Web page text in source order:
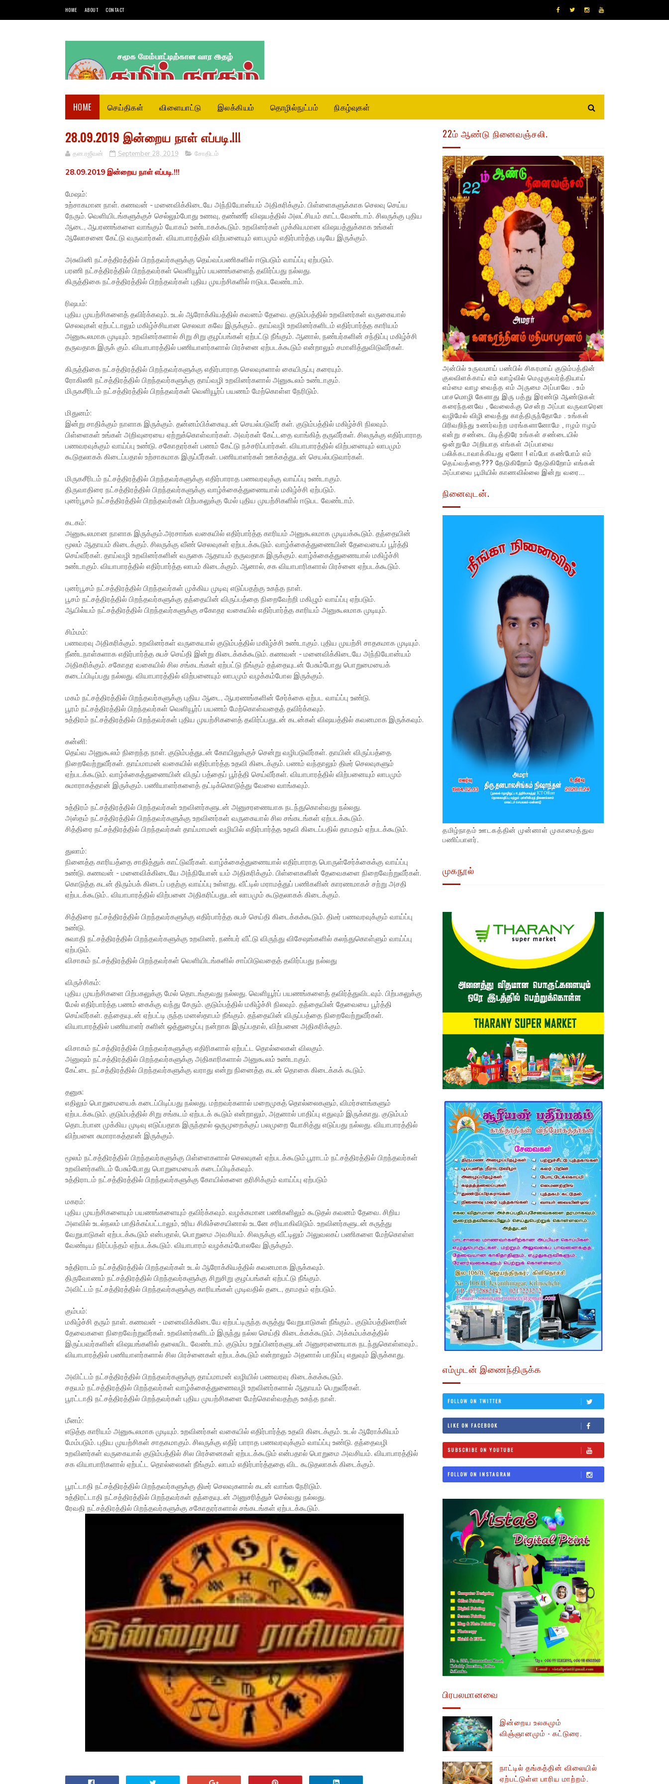
HOME ABOUT CONTACT
HOME செய்திகள் விளையாட்டு இலக்கியம் தொழில்நுட்பம் நிகழ்வுகள்
28.09.2019 இன்றைய நாள் எப்படி.!!!
தன.ரஜீவன் September 28, 2019 சோதிடம்
28.09.2019 இன்றைய நாள் எப்படி.!!!
மேஷம்:
உற்சாகமான நாள். கணவன் - மனைவிக்கிடையே அந்நியோன்யம் அதிகரிக்கும். பிள்ளைகளுக்காக செலவு செய்ய
நேரும். வெளியிடங்களுக்குச் செல்லும்போது உணவு, தண்ணீர் விஷயத்தில் அலட்சியம் காட்டவேண்டாம். சிலருக்கு புதிய
ஆடை, ஆபரணங்களை வாங்கும் யோகம் உண்டாகக்கூடும். உறவினர்கள் முக்கியமான விஷயத்துக்காக உங்கள்
ஆலோசனை கேட்டு வருவார்கள். வியாபாரத்தில் விற்பனையும் லாபமும் எதிர்பார்த்த படியே இருக்கும்.
அசுவினி நட்சத்திரத்தில் பிறந்தவர்களுக்கு தெய்வப்பணிகளில் ஈடுபடும் வாய்ப்பு ஏற்படும்.
பரணி நட்சத்திரத்தில் பிறந்தவர்கள் வெளியூர்ப் பயணங்களைத் தவிர்ப்பது நல்லது.
கிருத்திகை நட்சத்திரத்தில் பிறந்தவர்கள் புதிய முயற்சிகளில் ஈடுபடவேண்டாம்.
ரிஷபம்:
புதிய முயற்சிகளைத் தவிர்க்கவும். உடல் ஆரோக்கியத்தில் கவனம் தேவை. குடும்பத்தில் உறவினர்கள் வருகையால்
செலவுகள் ஏற்பட்டாலும் மகிழ்ச்சியான செலவா கவே இருக்கும்.. தாய்வழி உறவினர்களிடம் எதிர்பார்த்த காரியம்
அனுகூலமாக முடியும். உறவினர்களால் சிறு சிறு குழப்பங்கள் ஏற்பட்டு நீங்கும். ஆனால், நண்பர்களின் சந்திப்பு மகிழ்ச்சி
தருவதாக இருக் கும். வியாபாரத்தில் பணியாளர்களால் பிரச்னை ஏற்படக்கூடும் என்றாலும் சமாளித்துவிடுவீர்கள்.
கிருத்திகை நட்சத்திரத்தில் பிறந்தவர்களுக்கு எதிர்பாராத செலவுகளால் கையிருப்பு கரையும்.
ரோகிணி நட்சத்திரத்தில் பிறந்தவர்களுக்கு தாய்வழி உறவினர்களால் அனுகூலம் உண்டாகும்.
மிருகசீரிடம் நட்சத்திரத்தில் பிறந்தவர்கள் வெளியூர்ப் பயணம் மேற்கொள்ள நேரிடும்.
மிதுனம்:
இன்று சாதிக்கும் நாளாக இருக்கும். தன்னம்பிக்கையுடன் செயல்படுவீர் கள். குடும்பத்தில் மகிழ்ச்சி நிலவும்.
பிள்ளைகள் உங்கள் அறிவுரையை ஏற்றுக்கொள்வார்கள். அவர்கள் கேட்டதை வாங்கித் தருவீர்கள். சிலருக்கு எதிர்பாராத
பணவரவுக்கும் வாய்ப்பு உண்டு. சகோதரர்கள் பணம் கேட்டு நச்சரிப்பார்கள். வியாபாரத்தில் விற்பனையும் லாபமும்
கூடுதலாகக் கிடைப்பதால் உற்சாகமாக இருப்பீர்கள். பணியாளர்கள் ஊக்கத்துடன் செயல்படுவார்கள்.
மிருகசீரிடம் நட்சத்திரத்தில் பிறந்தவர்களுக்கு எதிர்பாராத பணவரவுக்கு வாய்ப்பு உண்டாகும்.
திருவாதிரை நட்சத்திரத்தில் பிறந்தவர்களுக்கு வாழ்க்கைத்துணையால் மகிழ்ச்சி ஏற்படும்.
புனர்பூசம் நட்சத்திரத்தில் பிறந்தவர்கள் பிற்பகலுக்கு மேல் புதிய முயற்சிகளில் ஈடுபட வேண்டாம்.
கடகம்:
அனுகூலமான நாளாக இருக்கும்.அரசாங்க வகையில் எதிர்பார்த்த காரியம் அனுகூலமாக முடியக்கூடும். தந்தையின்
மூலம் ஆதாயம் கிடைக்கும். சிலருக்கு வீண் செலவுகள் ஏற்படக்கூடும். வாழ்க்கைத்துணையின் தேவையைப் பூர்த்தி
செய்வீர்கள். தாய்வழி உறவினர்களின் வருகை ஆதாயம் தருவதாக இருக்கும். வாழ்க்கைத்துணையால் மகிழ்ச்சி
உண்டாகும். வியாபாரத்தில் எதிர்பார்த்த லாபம் கிடைக்கும். ஆனால், சக வியாபாரிகளால் பிரச்னை ஏற்படக்கூடும்.
புனர்பூசம் நட்சத்திரத்தில் பிறந்தவர்கள் முக்கிய முடிவு எடுப்பதற்கு உகந்த நாள்.
பூசம் நட்சத்திரத்தில் பிறந்தவர்களுக்கு தந்தையின் விருப்பத்தை நிறைவேற்றி மகிழும் வாய்ப்பு ஏற்படும்.
ஆயில்யம் நட்சத்திரத்தில் பிறந்தவர்களுக்கு சகோதர வகையில் எதிர்பார்த்த காரியம் அனுகூலமாக முடியும்.
சிம்மம்:
பணவரவு அதிகரிக்கும். உறவினர்கள் வருகையால் குடும்பத்தில் மகிழ்ச்சி உண்டாகும். புதிய முயற்சி சாதகமாக முடியும்.
நீண்டநாள்களாக எதிர்பார்த்த சுபச் செய்தி இன்று கிடைக்கக்கூடும். கணவன் - மனைவிக்கிடையே அந்நியோன்யம்
அதிகரிக்கும். சகோதர வகையில் சில சங்கடங்கள் ஏற்பட்டு நீங்கும் தந்தையுடன் பேசும்போது பொறுமையைக்
கடைப்பிடிப்பது நல்லது. வியாபாரத்தில் விற்பனையும் லாபமும் வழக்கம்போல இருக்கும்.
மகம் நட்சத்திரத்தில் பிறந்தவர்களுக்கு புதிய ஆடை, ஆபரணங்களின் சேர்க்கை ஏற்பட வாய்ப்பு உண்டு.
பூரம் நட்சத்திரத்தில் பிறந்தவர்கள் வெளியூர்ப் பயணம் மேற்கொள்வதைத் தவிர்க்கவும்.
உத்திரம் நட்சத்திரத்தில் பிறந்தவர்கள் புதிய முயற்சிகளைத் தவிர்ப்பதுடன் கடன்கள் விஷயத்தில் கவனமாக இருக்கவும்.
கன்னி:
தெய்வ அனுகூலம் நிறைந்த நாள். குடும்பத்துடன் கோயிலுக்குச் சென்று வழிபடுவீர்கள். தாயின் விருப்பத்தை
நிறைவேற்றுவீர்கள். தாய்மாமன் வகையில் எதிர்பார்த்த உதவி கிடைக்கும். பணம் வந்தாலும் திடீர் செலவுகளும்
ஏற்படக்கூடும். வாழ்க்கைத்துணையின் விருப் பத்தைப் பூர்த்தி செய்வீர்கள். வியாபாரத்தில் விற்பனையும் லாபமும்
சுமாராகத்தான் இருக்கும். பணியாளர்களைத் தட்டிக்கொடுத்து வேலை வாங்கவும்.
உத்திரம் நட்சத்திரத்தில் பிறந்தவர்கள் உறவினர்களுடன் அனுசரணையாக நடந்துகொள்வது நல்லது.
அஸ்தம் நட்சத்திரத்தில் பிறந்தவர்களுக்கு உறவினர்கள் வருகையால் சில சங்கடங்கள் ஏற்படக்கூடும்.
சித்திரை நட்சத்திரத்தில் பிறந்தவர்கள் தாய்மாமன் வழியில் எதிர்பார்த்த உதவி கிடைப்பதில் தாமதம் ஏற்படக்கூடும்.
துலாம்:
நினைத்த காரியத்தை சாதித்துக் காட்டுவீர்கள். வாழ்க்கைத்துணையால் எதிர்பாராத பொருள்சேர்க்கைக்கு வாய்ப்பு
உண்டு. கணவன் - மனைவிக்கிடையே அந்நியோன் யம் அதிகரிக்கும். பிள்ளைகளின் தேவைகளை நிறைவேற்றுவீர்கள்.
கொடுத்த கடன் திரும்பக் கிடைப் பதற்கு வாய்ப்பு உள்ளது. வீட்டில் மராமத்துப் பணிகளின் காரணமாகச் சற்று அசதி
ஏற்படக்கூடும்.. வியாபாரத்தில் விற்பனை அதிகரிப்பதுடன் லாபமும் கூடுதலாகக் கிடைக்கும்.
சித்திரை நட்சத்திரத்தில் பிறந்தவர்களுக்கு எதிர்பார்த்த சுபச் செய்தி கிடைக்கக்கூடும். திடீர் பணவரவுக்கும் வாய்ப்பு
உண்டு.
சுவாதி நட்சத்திரத்தில் பிறந்தவர்களுக்கு உறவினர், நண்பர் வீட்டு விருந்து விசேஷங்களில் கலந்துகொள்ளும் வாய்ப்பு
ஏற்படும்.
விசாகம் நட்சத்திரத்தில் பிறந்தவர்கள் வெளியிடங்களில் சாப்பிடுவதைத் தவிர்ப்பது நல்லது
விருச்சிகம்:
புதிய முயற்சிகளை பிற்பகலுக்கு மேல் தொடங்குவது நல்லது. வெளியூர்ப் பயணங்களைத் தவிர்த்துவிடவும். பிற்பகலுக்கு
மேல் எதிர்பார்த்த பணம் கைக்கு வந்து சேரும். குடும்பத்தில் மகிழ்ச்சி நிலவும். தந்தையின் தேவையை பூர்த்தி
செய்வீர்கள். தந்தையுடன் ஏற்பட்டி ருந்த மனஸ்தாபம் நீங்கும். தந்தையின் விருப்பத்தை நிறைவேற்றுவீர்கள்.
வியாபாரத்தில் பணியாளர் களின் ஒத்துழைப்பு நன்றாக இருப்பதால், விற்பனை அதிகரிக்கும்.
விசாகம் நட்சத்திரத்தில் பிறந்தவர்களுக்கு எதிரிகளால் ஏற்பட்ட தொல்லைகள் விலகும்.
அனுஷம் நட்சத்திரத்தில் பிறந்தவர்களுக்கு அதிகாரிகளால் அனுகூலம் உண்டாகும்.
கேட்டை நட்சத்திரத்தில் பிறந்தவர்களுக்கு வராது என்று நினைத்த கடன் தொகை கிடைக்கக் கூடும்.
தனுசு:
எதிலும் பொறுமையைக் கடைப்பிடிப்பது நல்லது. மற்றவர்களால் மறைமுகத் தொல்லைகளும், விமர்சனங்களும்
ஏற்படக்கூடும். குடும்பத்தில் சிறு சங்கடம் ஏற்படக் கூடும் என்றாலும், அதனால் பாதிப்பு எதுவும் இருக்காது. குடும்பம்
தொடர்பான முக்கிய முடிவு எடுப்பதாக இருந்தால் ஒருமுறைக்குப் பலமுறை யோசித்து எடுப்பது நல்லது. வியாபாரத்தில்
விற்பனை சுமாராகத்தான் இருக்கும்.
மூலம் நட்சத்திரத்தில் பிறந்தவர்களுக்கு பிள்ளைகளால் செலவுகள் ஏற்படக்கூடும்.பூராடம் நட்சத்திரத்தில் பிறந்தவர்கள்
உறவினர்களிடம் பேசும்போது பொறுமையைக் கடைப்பிடிக்கவும்.
உத்திராடம் நட்சத்திரத்தில் பிறந்தவர்களுக்கு கோயில்களை தரிசிக்கும் வாய்ப்பு ஏற்படும்
மகரம்:
புதிய முயற்சிகளையும் பயணங்களையும் தவிர்க்கவும். வழக்கமான பணிகளிலும் கூடுதல் கவனம் தேவை. சிறிய
அளவில் உடல்நலம் பாதிக்கப்பட்டாலும், உரிய சிகிச்சையினால் உடனே சரியாகிவிடும். உறவினர்களுடன் கருத்து
வேறுபாடுகள் ஏற்படக்கூடும் என்பதால், பொறுமை அவசியம். சிலருக்கு வீட்டிலும் அலுவலகப் பணிகளை மேற்கொள்ள
வேண்டிய நிர்ப்பந்தம் ஏற்படக்கூடும். வியாபாரம் வழக்கம்போலவே இருக்கும்.
உத்திராடம் நட்சத்திரத்தில் பிறந்தவர்கள் உடல் ஆரோக்கியத்தில் கவனமாக இருக்கவும்.
திருவோணம் நட்சத்திரத்தில் பிறந்தவர்களுக்கு சிறுசிறு குழப்பங்கள் ஏற்பட்டு நீங்கும்.
அவிட்டம் நட்சத்திரத்தில் பிறந்தவர்களுக்கு காரியங்கள் முடிவதில் தடை, தாமதம் ஏற்படும்.
கும்பம்:
மகிழ்ச்சி தரும் நாள். கணவன் - மனைவிக்கிடையே ஏற்பட்டிருந்த கருத்து வேறுபாடுகள் நீங்கும்.. குடும்பத்தினரின்
தேவைகளை நிறைவேற்றுவீர்கள். உறவினர்களிடம் இருந்து நல்ல செய்தி கிடைக்கக்கூடும். அக்கம்பக்கத்தில்
இருப்பவர்களின் விஷயங்களில் தலையிட வேண்டாம். குடும்ப உறுப்பினர்களுடன் அனுசரணையாக நடந்துகொள்ளவும்..
வியாபாரத்தில் பணியாளர்களால் சில பிரச்னைகள் ஏற்படக்கூடும் என்றாலும் அதனால் பாதிப்பு எதுவும் இருக்காது.
அவிட்டம் நட்சத்திரத்தில் பிறந்தவர்களுக்கு தாய்மாமன் வழியில் பணவரவு கிடைக்கக்கூடும்.
சதயம் நட்சத்திரத்தில் பிறந்தவர்கள் வாழ்க்கைத்துணைவழி உறவினர்களால் ஆதாயம் பெறுவீர்கள்.
பூரட்டாதி நட்சத்திரத்தில் பிறந்தவர்கள் புதிய முயற்சிகளை மேற்கொள்வதற்கு உகந்த நாள்.
மீனம்:
எடுத்த காரியம் அனுகூலமாக முடியும். உறவினர்கள் வகையில் எதிர்பார்த்த உதவி கிடைக்கும். உடல் ஆரோக்கியம்
மேம்படும். புதிய முயற்சிகள் சாதகமாகும். சிலருக்கு எதிர் பாராத பணவரவுக்கும் வாய்ப்பு உண்டு. தந்தைவழி
உறவினர்கள் வருகையால் குடும்பத்தில் சில பிரச்னைகள் ஏற்படக்கூடும் என்பதால் பொறுமை அவசியம். வியாபாரத்தில்
சக வியாபாரிகளால் ஏற்பட்ட தொல்லைகள் நீங்கும். லாபம் எதிர்பார்த்ததை விட கூடுதலாகக் கிடைக்கும்.
பூரட்டாதி நட்சத்திரத்தில் பிறந்தவர்களுக்கு திடீர் செலவுகளால் கடன் வாங்க நேரிடும்.
உத்திரட்டாதி நட்சத்திரத்தில் பிறந்தவர்கள் தந்தையுடன் அனுசரித்துச் செல்வது நல்லது.
ரேவதி நட்சத்திரத்தில் பிறந்தவர்களுக்கு சகோதரர்களால் சங்கடங்கள் ஏற்படக்கூடும்.
22ம் ஆண்டு நினைவஞ்சலி.
அன்பில் உருவமாய் பண்பில் சிகரமாய் குடும்பத்தின்
குலவிளக்காய் எம் வாழ்வில் மெழுகுவர்த்தியாய்
எம்மை வாழ வைத்த எம் அருமை அப்பாவே . உம்
பாசமொழி கேளாது இரு பத்து இரண்டு ஆண்டுகள்
கரைந்தனவே , வேலைக்கு சென்ற அப்பா வருவாரென
வழிமேல் விழி வைத்து காத்திருந்தோமே . உங்கள்
பிரிவறிந்து உணர்வற்ற மரங்களானோமே , ஈழம் ஈழம்
என்று சண்டை பிடித்திரே உங்கள் சண்டையில்
ஒன்றுமே அறியாத எங்கள் அப்பாவை
பலிக்கடாவாக்கியது ஏனோ ! எப்போ கண்போம் எம்
தெய்வத்தை??? தேடுகிறோம் தேடுகிறோம் எங்கள்
அப்பாவை பூமியில் காணவில்லை இன்று வரை...
நினைவுடன்.
தமிழ்நாதம் ஊடகத்தின் முன்னாள் முகாமைத்துவ
பணிப்பாளர்.
முகநூல்
எம்முடன் இணைந்திருக்க
FOLLOW ON TWITTER
LIKE ON FACEBOOK
SUBSCRIBE ON YOUTUBE
FOLLOW ON INSTAGRAM
பிரபலமானவை
இன்றைய உலகமும்
விஞ்ஞானமும் - கட்டுரை.
நாட்டில் தங்கத்தின் விலையில்
ஏற்பட்டுள்ள பாரிய மாற்றம்.